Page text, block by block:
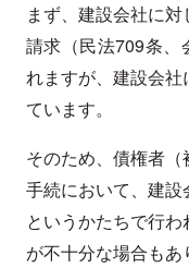
まず、建設会社に
請求（民法709条、
れますが、建設会
ています。
そのため、債権者
手続において、建
というかたちで行
が不十分な場合もあ